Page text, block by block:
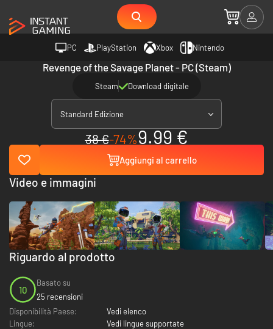
PC PlayStation Xbox Nintendo
Revenge of the Savage Planet - PC (Steam)
Steam Download digitale
Standard Edizione
38 €-74%9.99 €
Aggiungi al carrello
Riguardo al prodotto
10
Basato su
25 recensioni
Disponibilità Paese:
Vedi elenco
Lingue:
Vedi lingue supportate
Video e immagini